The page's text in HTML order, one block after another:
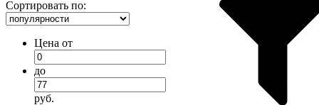
Сортировать по:
Цена от
до
руб.